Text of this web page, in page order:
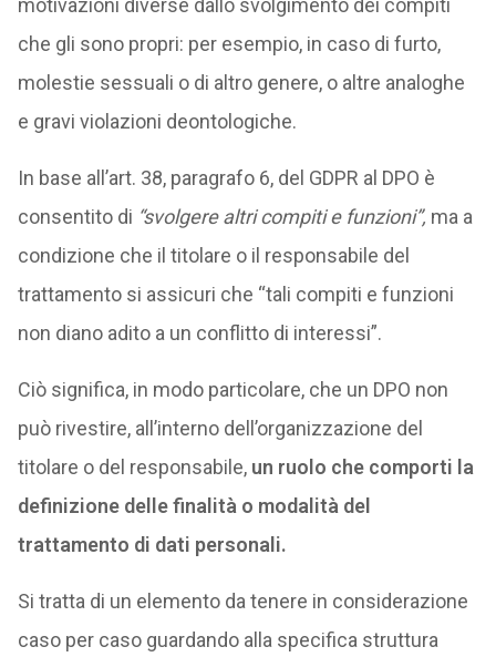
motivazioni diverse dallo svolgimento dei compiti
che gli sono propri: per esempio, in caso di furto,
molestie sessuali o di altro genere, o altre analoghe
e gravi violazioni deontologiche.
In base all’art. 38, paragrafo 6, del GDPR al DPO è
consentito di “svolgere altri compiti e funzioni”, ma a
condizione che il titolare o il responsabile del
trattamento si assicuri che “tali compiti e funzioni
non diano adito a un conflitto di interessi”.
Ciò significa, in modo particolare, che un DPO non
può rivestire, all’interno dell’organizzazione del
titolare o del responsabile, un ruolo che comporti la
definizione delle finalità o modalità del
trattamento di dati personali.
Si tratta di un elemento da tenere in considerazione
caso per caso guardando alla specifica struttura